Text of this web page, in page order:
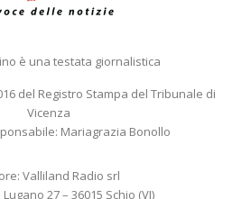
è una testata giornalistica
del Registro Stampa del Tribunale di
Vicenza
Mariagrazia Bonollo
Valliland Radio srl
27 – 36015 Schio (VI)